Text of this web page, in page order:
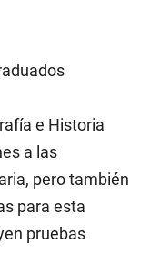
e Historia
a las
pero también
para esta
pruebas